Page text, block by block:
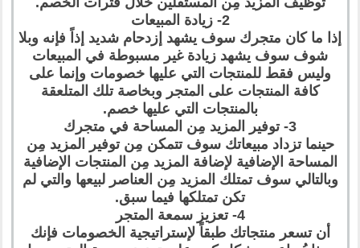
2- زيادة المبيعات
إذا ما كان متجرك سوف يشهد إزدحام شديد إذاً فإنه وبلا
شوف سوف يشهد زيادة غير مسبوطة في المبيعات
وليس فقط للمنتجات التي عليها خصومات وإنما على
كافة المنتجات على المتجر وبخاصة تلك المتلعقة
بالمنتجات التي عليها خصم.
3- توفير المزيد مِن المساحة في متجرك
حينما تزداد مبيعاتك سوف تتمكن مِن توفير المزيد مِن
المساحة الإضافية لإضافة المزيد مِن المنتجات الإضافية
وبالتالي سوف تمتلك المزيد مِن العناصر لبيعها والتي لم
تكن تمتلكها فيما سبق.
4- تعزيز سمعة المتجر
أن تسعر منتجاتك طبقاً لإستراتيجية الخصومات فإنك